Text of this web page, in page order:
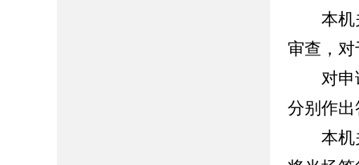
本机关
审查，
对申请
分别作
本机关